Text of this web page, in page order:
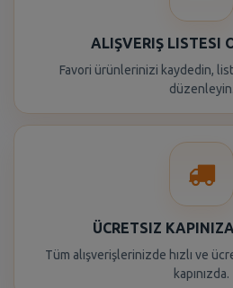
ALIŞVERIŞ LISTESI
Favori ürünlerinizi kaydedin,
düzenleyin.
ÜCRETSIZ
Tüm alışverişlerinizde hızlı ve
kapınızda.